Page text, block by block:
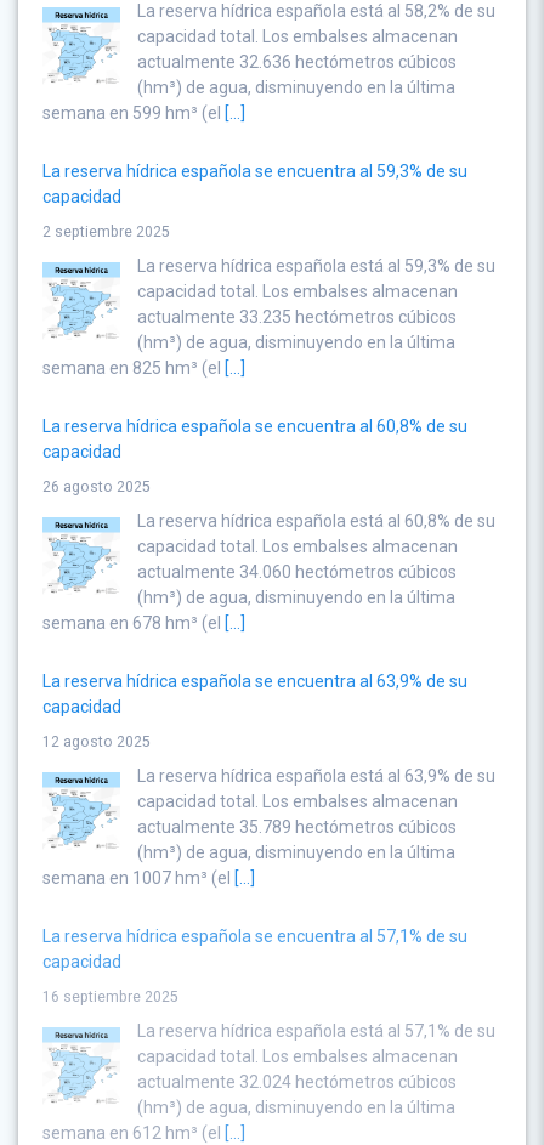
La reserva hídrica española está al 58,2% de su
capacidad total. Los embalses almacenan
actualmente 32.636 hectómetros cúbicos
(hm³) de agua, disminuyendo en la última
semana en 599 hm³ (el [...]
La reserva hídrica española se encuentra al 59,3% de su
capacidad
2 septiembre 2025
La reserva hídrica española está al 59,3% de su
capacidad total. Los embalses almacenan
actualmente 33.235 hectómetros cúbicos
(hm³) de agua, disminuyendo en la última
semana en 825 hm³ (el [...]
La reserva hídrica española se encuentra al 60,8% de su
capacidad
26 agosto 2025
La reserva hídrica española está al 60,8% de su
capacidad total. Los embalses almacenan
actualmente 34.060 hectómetros cúbicos
(hm³) de agua, disminuyendo en la última
semana en 678 hm³ (el [...]
La reserva hídrica española se encuentra al 63,9% de su
capacidad
12 agosto 2025
La reserva hídrica española está al 63,9% de su
capacidad total. Los embalses almacenan
actualmente 35.789 hectómetros cúbicos
(hm³) de agua, disminuyendo en la última
semana en 1007 hm³ (el [...]
La reserva hídrica española se encuentra al 57,1% de su
capacidad
16 septiembre 2025
La reserva hídrica española está al 57,1% de su
capacidad total. Los embalses almacenan
actualmente 32.024 hectómetros cúbicos
(hm³) de agua, disminuyendo en la última
semana en 612 hm³ (el [...]